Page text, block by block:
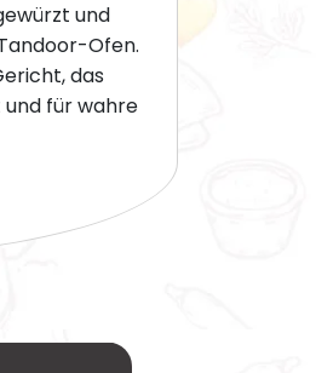
und
Ofen.
das
für wahre